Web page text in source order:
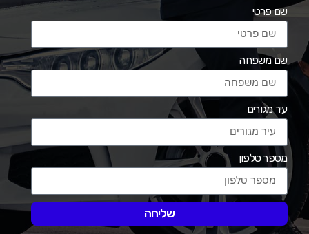
סה"כ:
מחיר לצמיג ₪271
צמיגי אם המושבות
סה"כ:
מחיר לצמיג ₪
צמיגיות נוספות לפי מרחק
העמל 49, אשדוד
שם פרטי
שם משפחה
עיר מגורים
מספר טלפון
שליחה